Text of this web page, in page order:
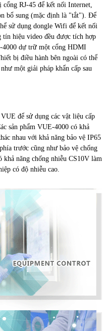
RJ-45 để kết nối Internet,
bổ sung (mặc định là "tắt"). Để
sử dụng dongle Wifi để kết nối
hiệu video đều được tích hợp
4000 dự trữ một cổng HDMI
bị điều hành bên ngoài có thể
một giải pháp khẩn cấp sau
để sử dụng các vật liệu cấp
sản phẩm VUE-4000 có khả
nhau với khả năng bảo vệ IP65
trước cũng như bảo vệ chống
năng chống nhiễu CS10V làm
có độ nhiễu cao.